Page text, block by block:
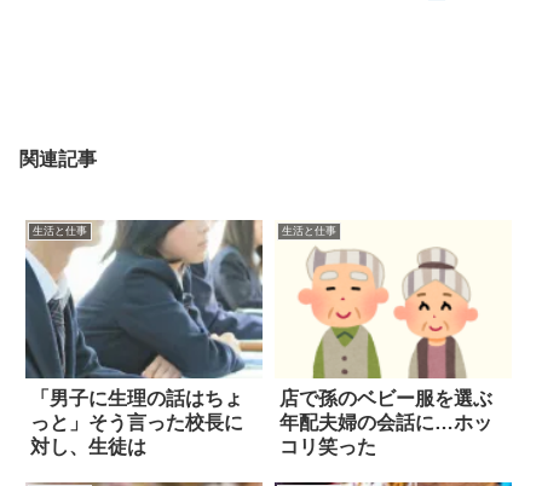
関連記事
生活と仕事
「男子に生理の話はちょ
っと」そう言った校長に
対し、生徒は
生活と仕事
店で孫のベビー服を選ぶ
年配夫婦の会話に…ホッ
コリ笑った